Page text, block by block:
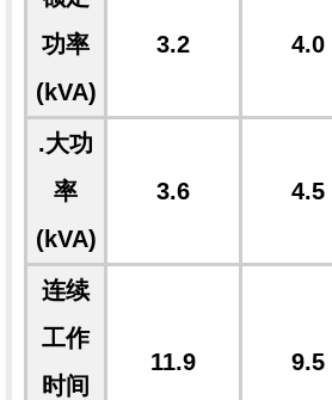
功率
(kVA)
3.2 4.0
.大功
率
(kVA)
3.6 4.5
连续
工作
时间
11.9 9.5